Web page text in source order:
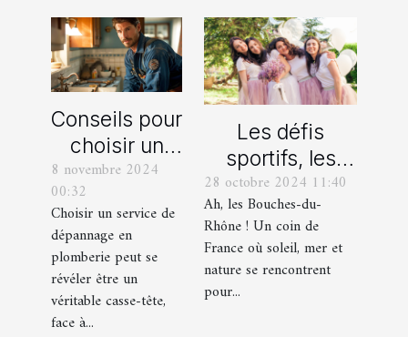
Conseils pour
choisir un
bon service
dépannage
en plomberie
8 novembre 2024
00:32
Choisir un service de
dépannage en
plomberie peut se
révéler être un
véritable casse-tête,
face à...
Les défis
sportifs, les
incontournables
de toute
organisation
d’EVG et EVJF
28 octobre 2024 11:40
Ah, les Bouches-du-
Rhône ! Un coin de
France où soleil, mer et
nature se rencontrent
pour...